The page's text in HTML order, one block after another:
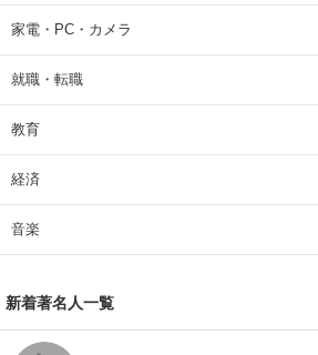
家電・PC・カメラ
就職・転職
教育
経済
音楽
新着著名人一覧